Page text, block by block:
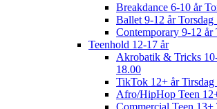
Breakdance 6-10 år
Ballet 9-12 år Torsdag
Contemporary 9-12 år
Teenhold 12-17 år
Akrobatik & Tricks
18.00
TikTok 12+ år Tirsdag
Afro/HipHop Teen
Commercial Teen 13+